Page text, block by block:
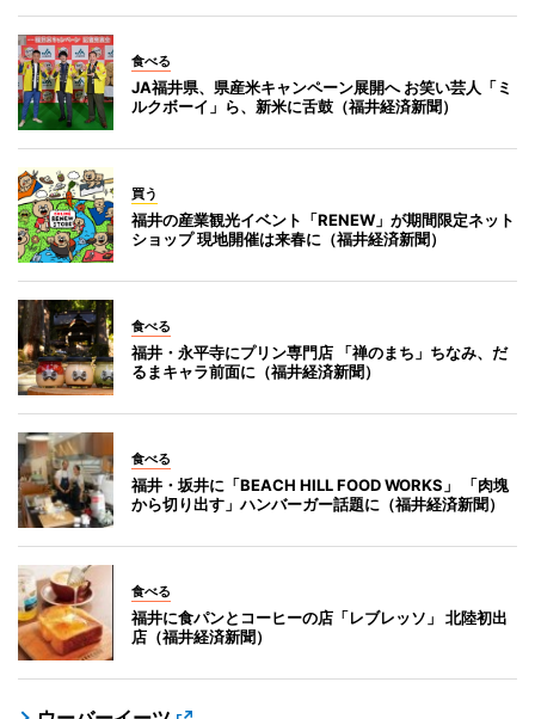
食べる
JA福井県、県産米キャンペーン展開へ お笑い芸人「ミ
ルクボーイ」ら、新米に舌鼓（福井経済新聞）
買う
福井の産業観光イベント「RENEW」が期間限定ネット
ショップ 現地開催は来春に（福井経済新聞）
食べる
福井・永平寺にプリン専門店 「禅のまち」ちなみ、だ
るまキャラ前面に（福井経済新聞）
食べる
福井・坂井に「BEACH HILL FOOD WORKS」 「肉塊
から切り出す」ハンバーガー話題に（福井経済新聞）
食べる
福井に食パンとコーヒーの店「レブレッソ」 北陸初出
店（福井経済新聞）